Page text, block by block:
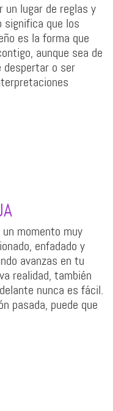
un lugar de reglas y
significa que los
es la forma que
aunque sea de
despertar o ser
momento muy
enfadado y
avanzas en tu
realidad, también
nunca es fácil.
pasada, puede que